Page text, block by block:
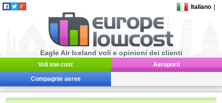
Italiano
Eagle Air Iceland voli e opinioni dei clienti
Voli low cost Aeroporti
Compagnie aeree